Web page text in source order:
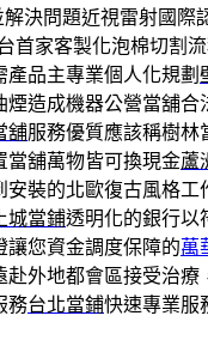
決問題近視雷射國際
首家客製化泡棉切割
品主專業個人化規劃
煙造成機器公營當舖合
舖服務優質應該稱樹林
當舖萬物皆可換現金蘆
安裝的北歐復古風格
城當鋪透明化的銀行以
讓您資金調度保障的萬
赴外地都會區接受治
務台北當鋪快速專業服